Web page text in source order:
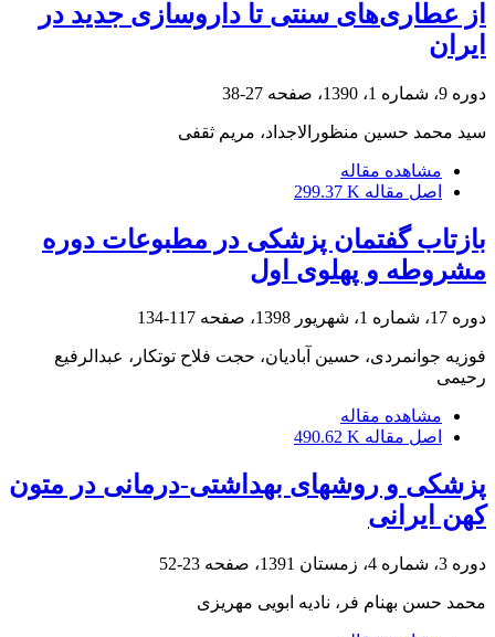
از عطاری‌های سنتی تا داروسازی جدید در
ایران
دوره 9، شماره 1، 1390، صفحه 27-38
سید محمد حسین منظورالاجداد، مریم ثقفی
مشاهده مقاله
اصل مقاله 299.37 K
بازتاب گفتمان پزشکی در مطبوعات دوره
مشروطه و پهلوی اول
دوره 17، شماره 1، شهریور 1398، صفحه 117-134
فوزیه جوانمردی، حسین آبادیان، حجت فلاح توتکار، عبدالرفیع
رحیمی
مشاهده مقاله
اصل مقاله 490.62 K
پزشکی و روشهای بهداشتی-درمانی در متون
کهن ایرانی
دوره 3، شماره 4، زمستان 1391، صفحه 23-52
محمد حسن بهنام فر، نادیه ابویی مهریزی